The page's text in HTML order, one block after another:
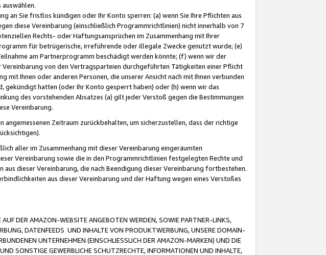
an Sie fristlos kündigen oder Ihr Konto sperren: (a) wenn Sie Ihre Pflichten aus
diese Vereinbarung (einschließlich Programmrichtlinien) nicht innerhalb von 7
Rechts- oder Haftungsansprüchen im Zusammenhang mit Ihrer
für betrügerische, irreführende oder illegale Zwecke genutzt wurde; (e)
am Partnerprogramm beschädigt werden könnte; (f) wenn wir der
von den Vertragsparteien durchgeführten Tätigkeiten einer Pflicht
Ihnen oder anderen Personen, die unserer Ansicht nach mit Ihnen verbunden
gekündigt hatten (oder Ihr Konto gesperrt haben) oder (h) wenn wir das
des vorstehenden Absatzes (a) gilt jeder Verstoß gegen die Bestimmungen
Vereinbarung.
Zeitraum zurückbehalten, um sicherzustellen, dass der richtige
aller im Zusammenhang mit dieser Vereinbarung eingeräumten
Vereinbarung sowie die in den Programmrichtlinien festgelegten Rechte und
dieser Vereinbarung, die nach Beendigung dieser Vereinbarung fortbestehen.
aus dieser Vereinbarung und der Haftung wegen eines Verstoßes
DER AMAZON-WEBSITE ANGEBOTEN WERDEN, SOWIE PARTNER-LINKS,
DATENFEEDS UND INHALTE VON PRODUKTWERBUNG, UNSERE DOMAIN-
UNTERNEHMEN (EINSCHLIESSLICH DER AMAZON-MARKEN) UND DIE
SONSTIGE GEWERBLICHE SCHUTZRECHTE, INFORMATIONEN UND INHALTE,